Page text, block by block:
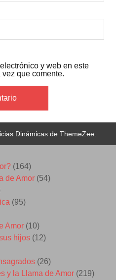
y web en este
que comente.
Dinámicas de ThemeZee.
(164)
de Amor (54)
(95)
Amor (10)
hijos (12)
(26)
y la Llama de Amor (219)